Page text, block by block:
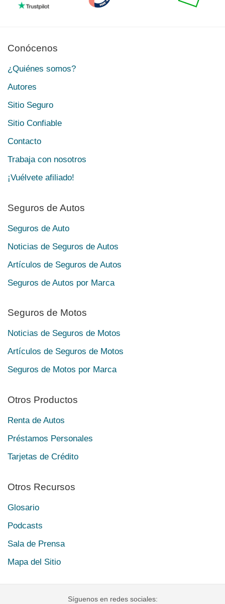
Conócenos
¿Quiénes somos?
Autores
Sitio Seguro
Sitio Confiable
Contacto
Trabaja con nosotros
¡Vuélvete afiliado!
Seguros de Autos
Seguros de Auto
Noticias de Seguros de Autos
Artículos de Seguros de Autos
Seguros de Autos por Marca
Seguros de Motos
Noticias de Seguros de Motos
Artículos de Seguros de Motos
Seguros de Motos por Marca
Otros Productos
Renta de Autos
Préstamos Personales
Tarjetas de Crédito
Otros Recursos
Glosario
Podcasts
Sala de Prensa
Mapa del Sitio
Síguenos en redes sociales: